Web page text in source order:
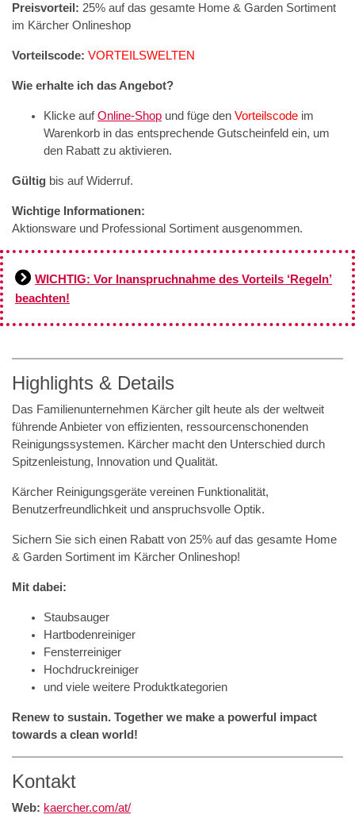
Preisvorteil: 25% auf das gesamte Home & Garden Sortiment
im Kärcher Onlineshop
Vorteilscode: VORTEILSWELTEN
Wie erhalte ich das Angebot?
Klicke aufOnline-Shop und füge den Vorteilscode im
Warenkorb in das entsprechende Gutscheinfeld ein, um
den Rabatt zu aktivieren.
Gültig bis auf Widerruf.
Wichtige Informationen:
Aktionsware und Professional Sortiment ausgenommen.
WICHTIG: Vor Inanspruchnahme des Vorteils ‘Regeln’
beachten!
Highlights & Details
Das Familienunternehmen Kärcher gilt heute als der weltweit
führende Anbieter von effizienten, ressourcenschonenden
Reinigungssystemen. Kärcher macht den Unterschied durch
Spitzenleistung, Innovation und Qualität.
Kärcher Reinigungsgeräte vereinen Funktionalität,
Benutzerfreundlichkeit und anspruchsvolle Optik.
Sichern Sie sich einen Rabatt von 25% auf das gesamte Home
& Garden Sortiment im Kärcher Onlineshop!
Mit dabei:
Staubsauger
Hartbodenreiniger
Fensterreiniger
Hochdruckreiniger
und viele weitere Produktkategorien
Renew to sustain. Together we make a powerful impact
towards a clean world!
Kontakt
Web: kaercher.com/at/